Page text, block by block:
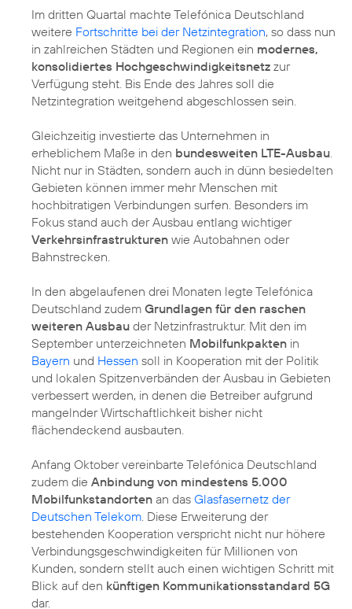
Im dritten Quartal machte Telefónica Deutschland
weitere Fortschritte bei der Netzintegration, so dass nun
in zahlreichen Städten und Regionen ein modernes,
konsolidiertes Hochgeschwindigkeitsnetz zur
Verfügung steht. Bis Ende des Jahres soll die
Netzintegration weitgehend abgeschlossen sein.
Gleichzeitig investierte das Unternehmen in
erheblichem Maße in den bundesweiten LTE-Ausbau.
Nicht nur in Städten, sondern auch in dünn besiedelten
Gebieten können immer mehr Menschen mit
hochbitratigen Verbindungen surfen. Besonders im
Fokus stand auch der Ausbau entlang wichtiger
Verkehrsinfrastrukturen wie Autobahnen oder
Bahnstrecken.
In den abgelaufenen drei Monaten legte Telefónica
Deutschland zudem Grundlagen für den raschen
weiteren Ausbau der Netzinfrastruktur. Mit den im
September unterzeichneten Mobilfunkpakten in
Bayern und Hessen soll in Kooperation mit der Politik
und lokalen Spitzenverbänden der Ausbau in Gebieten
verbessert werden, in denen die Betreiber aufgrund
mangelnder Wirtschaftlichkeit bisher nicht
flächendeckend ausbauten.
Anfang Oktober vereinbarte Telefónica Deutschland
zudem die Anbindung von mindestens 5.000
Mobilfunkstandorten an das Glasfasernetz der
Deutschen Telekom. Diese Erweiterung der
bestehenden Kooperation verspricht nicht nur höhere
Verbindungsgeschwindigkeiten für Millionen von
Kunden, sondern stellt auch einen wichtigen Schritt mit
Blick auf den künftigen Kommunikationsstandard 5G
dar.